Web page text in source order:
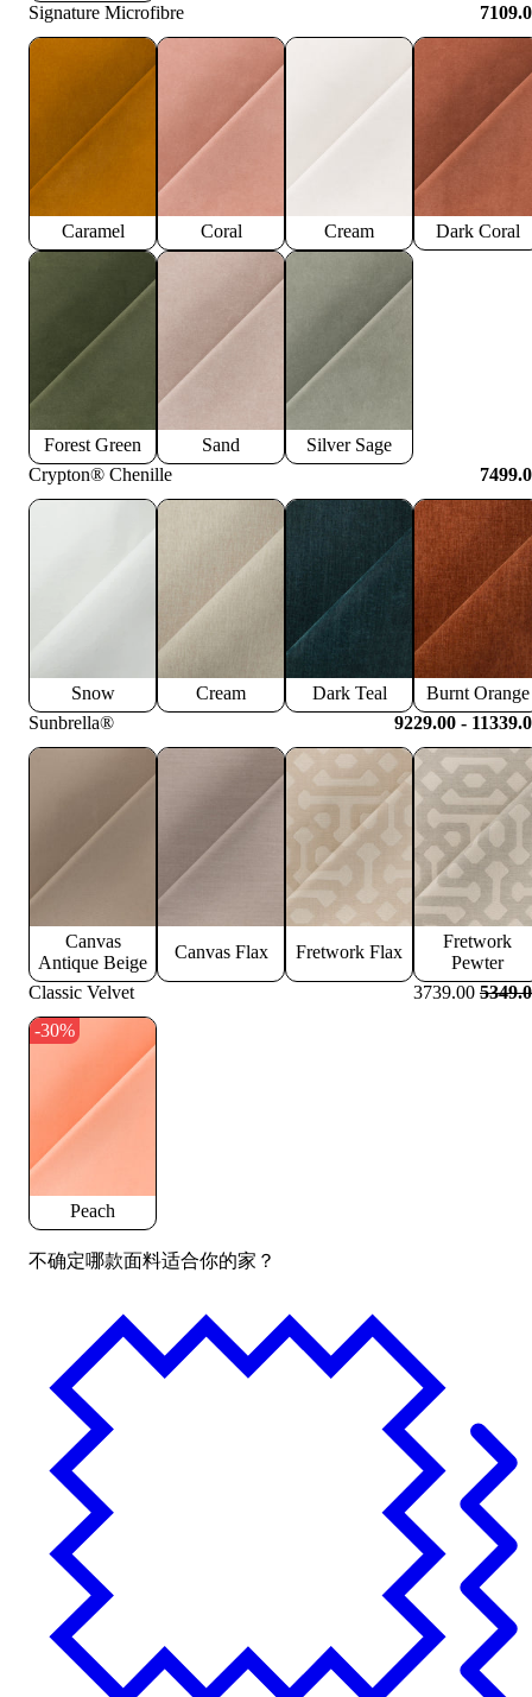
Signature Microfibre
Caramel Coral Cream Dark Coral
Forest Green Sand
Silver Sage
Crypton® Chenille
Snow Cream Dark Teal
Burnt Orange
Sunbrella®
9229.00 -
Canvas
Antique Beige
Canvas Flax Fretwork Flax
Fretwork
Pewter
Classic Velvet
3739.00
-30%
Peach
不确定哪款面料适合你的家？